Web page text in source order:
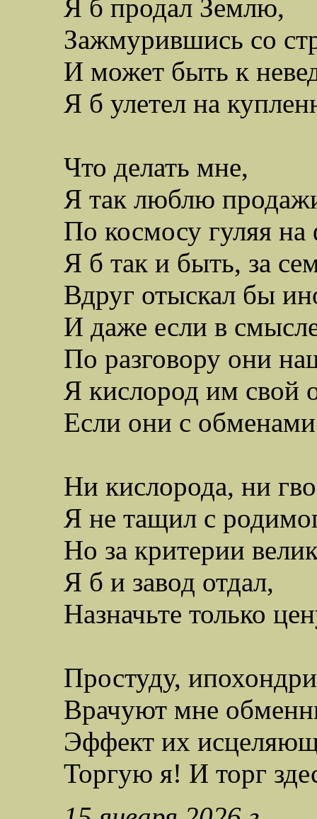
Я б продал Землю,
Зажмурившись со
И может быть к
Я б улетел на
Что делать мне,
Я так люблю
По космосу гуляя на
Я б так и быть, за
Вдруг отыскал бы
И даже если в
По разговору они
Я кислород им свой
Если они с
Ни кислорода, ни
Я не тащил с
Но за критерии
Я б и завод отдал,
Назначьте только
Простуду,
Врачуют мне
Эффект их
Торгую я! И торг